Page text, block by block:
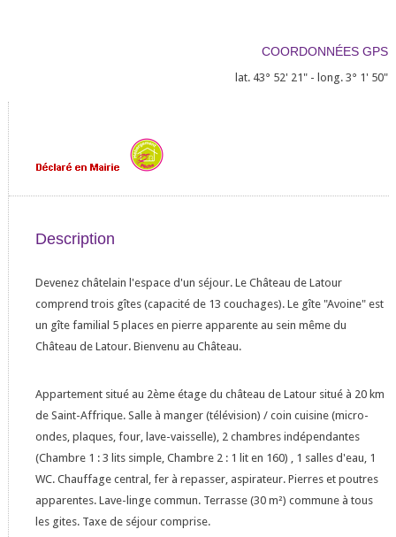
COORDONNÉES GPS
lat. 43° 52' 21" - long. 3° 1' 50"
Description
Devenez châtelain l'espace d'un séjour. Le Château de Latour
comprend trois gîtes (capacité de 13 couchages). Le gîte "Avoine" est
un gîte familial 5 places en pierre apparente au sein même du
Château de Latour. Bienvenu au Château.
Appartement situé au 2ème étage du château de Latour situé à 20 km
de Saint-Affrique. Salle à manger (télévision) / coin cuisine (micro-
ondes, plaques, four, lave-vaisselle), 2 chambres indépendantes
(Chambre 1 : 3 lits simple, Chambre 2 : 1 lit en 160) , 1 salles d'eau, 1
WC. Chauffage central, fer à repasser, aspirateur. Pierres et poutres
apparentes. Lave-linge commun. Terrasse (30 m²) commune à tous
les gites. Taxe de séjour comprise.